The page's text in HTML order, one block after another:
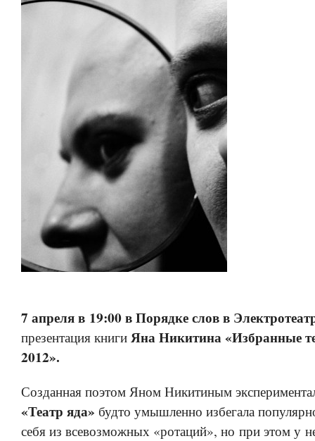
7 апреля в 19:00 в Порядке слов в
презентация книги Яна Никитина «Избранные
2012».
Созданная поэтом Яном Никитиным
«Театр яда» будто умышленно избегала
себя из всевозможных «ротаций», но при этом у